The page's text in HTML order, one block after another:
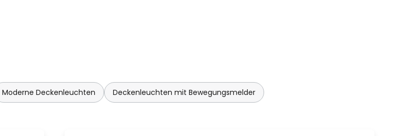
Moderne Deckenleuchten Deckenleuchten mit Bewegungsmelder